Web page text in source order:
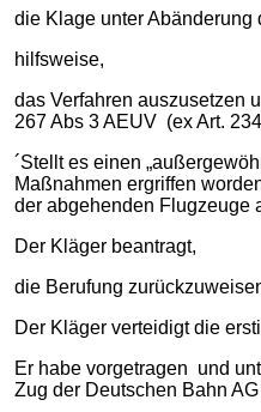
die Klage unter Abänderung
hilfsweise,
das Verfahren auszusetzen
267 Abs 3 AEUV (ex Art.
´Stellt es einen
Maßnahmen ergriffen
der abgehenden Flugzeuge
Der Kläger beantragt,
die Berufung
Der Kläger verteidigt die
Er habe vorgetragen und
Zug der Deutschen Bahn